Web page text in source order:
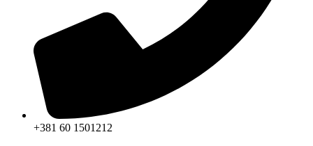
+381 60 1501212